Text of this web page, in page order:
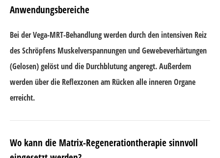
Anwendungsbereiche
Bei der Vega-MRT-Behandlung werden durch den intensiven Reiz
des Schröpfens Muskelverspannungen und Gewebeverhärtungen
(Gelosen) gelöst und die Durchblutung angeregt. Außerdem
werden über die Reflexzonen am Rücken alle inneren Organe
erreicht.
Wo kann die Matrix-Regenerationtherapie sinnvoll